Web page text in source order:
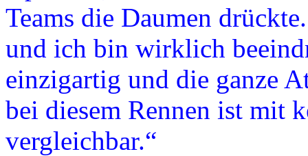
Teams die Daumen
und ich bin wirklich
einzigartig und die ganze
bei diesem Rennen ist mit
vergleichbar.“